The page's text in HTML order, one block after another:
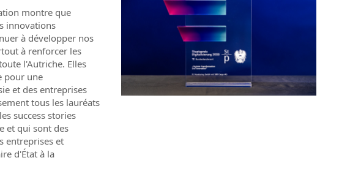
montre que
innovations
à développer nos
à renforcer les
l'Autriche. Elles
pour une
et des entreprises
tous les lauréats
success stories
et qui sont des
entreprises et
d'État à la